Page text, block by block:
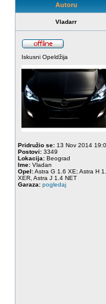
Autoru
Vladarr
Iskusni Opeldžija
Pridružio se: 13 Nov 2014
Postovi: 3349
Lokacija: Beograd
Ime: Vladan
Opel:Astra G 1.6 XE; Astra H
XER, Astra J 1.4 NET
Garaza: pogledaj